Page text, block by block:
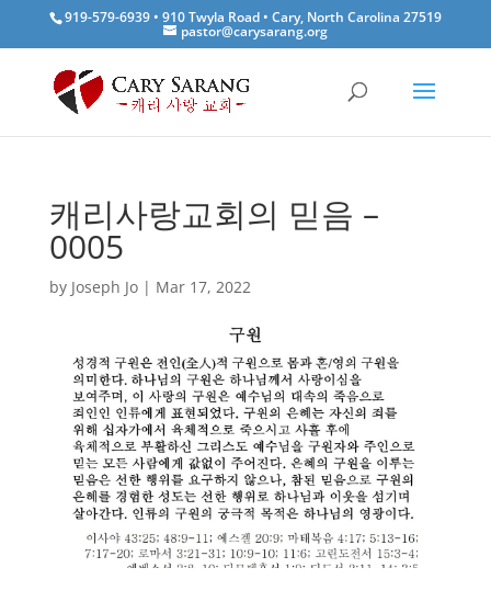
919-579-6939 • 910 Twyla Road • Cary, North Carolina 27519
pastor@carysarang.org
캐리사랑교회의 믿음 –
0005
by Joseph Jo| Mar 17, 2022